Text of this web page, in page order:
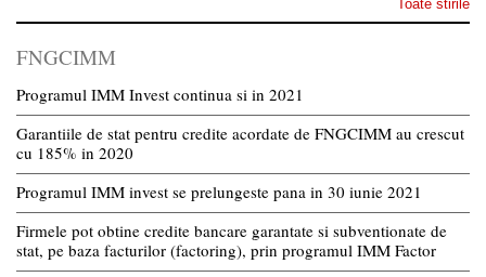
Toate stirile
FNGCIMM
Programul IMM Invest continua si in 2021
Garantiile de stat pentru credite acordate de FNGCIMM au crescut
cu 185% in 2020
Programul IMM invest se prelungeste pana in 30 iunie 2021
Firmele pot obtine credite bancare garantate si subventionate de
stat, pe baza facturilor (factoring), prin programul IMM Factor